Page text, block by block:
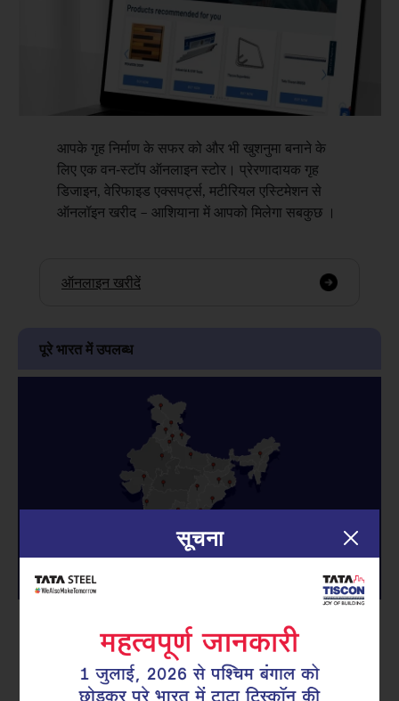
सूचना
आपके गृह निर्माण के सफर को और भी खुशनुमा बनाने के
लिए एक वन-स्टॉप ऑनलाइन स्टोर। प्रेरणादायक गृह
डिजाइन, वेरिफाइड एक्सपर्ट्स, मटीरियल एस्टिमेशन से
ऑनलॉइन खरीद – आशियाना में आपको मिलेगा सबकुछ ।
ऑनलाइन खरीदें
पूरे भारत में उपलब्ध
10000+ डीलर नेटवर्क
परेशानी रहित डिलीवरी का अनुभव
*नियम और शर्तें लागू